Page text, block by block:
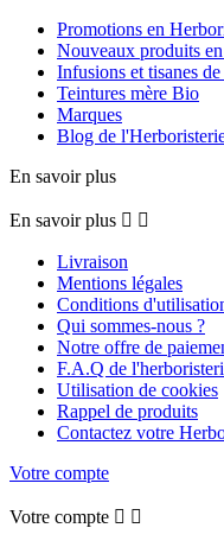
Promotions en
Nouveaux produits
Infusions et tisanes
Teintures mère Bio
Marques
Blog de
En savoir plus
En savoir plus  
Livraison
Mentions légales
Conditions
Qui sommes-nous ?
Notre offre de
F.A.Q de
Utilisation de cookies
Rappel de produits
Contactez votre
Votre compte
Votre compte  